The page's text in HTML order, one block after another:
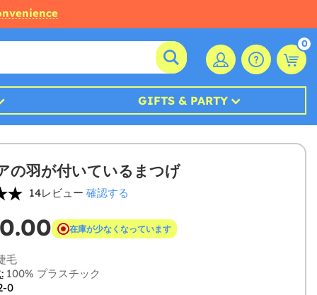
0
GIFTS & PARTY
の羽が付いているまつげ
14レビュー 確認する
在庫が少なくなっています
毛
100% プラスチック
0